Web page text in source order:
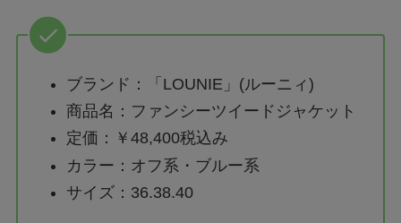
ブランド：「LOUNIE」(ルーニィ)
商品名：ファンシーツイードジャケット
定価：￥48,400税込み
カラー：オフ系・ブルー系
サイズ：36.38.40